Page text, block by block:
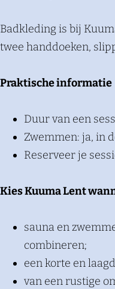
Badkleding is bij
twee handdoeken,
Praktische informatie
Duur van een
Zwemmen: ja, in
Reserveer je
Kies Kuuma Lent
sauna en
combineren;
een korte en
van een rustige